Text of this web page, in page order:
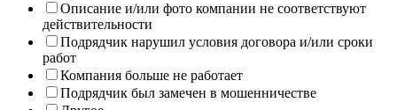
Описание и/или фото компании не соответствуют
действительности
Подрядчик нарушил условия договора и/или сроки
работ
Компания больше не работает
Подрядчик был замечен в мошенничестве